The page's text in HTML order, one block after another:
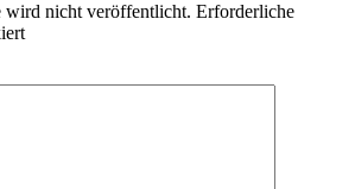
wird nicht veröffentlicht. Erforderliche